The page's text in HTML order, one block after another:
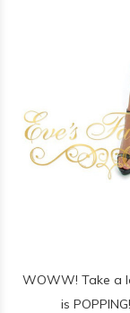
WOWW! Take a
is